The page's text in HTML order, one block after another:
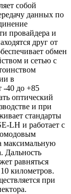
собой
данных по
провайдера и
друг от
обмен
и сетью с
в
-40 до +85
оптический
и при
стандарты
LH и работает с
максимальную
Дальность
равняться
километров.
при